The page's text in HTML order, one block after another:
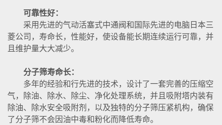
可靠性好：
采用先进的气动活塞式中通阀和国际先进的电脑日本三
菱公司，寿命长，性能好，使设备能长期连续运行可靠，并
且维护量大大减少。
分子筛寿命长：
多年的经验和行先进的技术，设计了一套完善的压缩空
气，除油、除水、除尘、净化处理系统，并且吸附塔内装有
除油、除水安全吸附剂，以及独特的分子筛压紧机构，确保
了分子筛不会因油中毒和粉化而降低寿命。